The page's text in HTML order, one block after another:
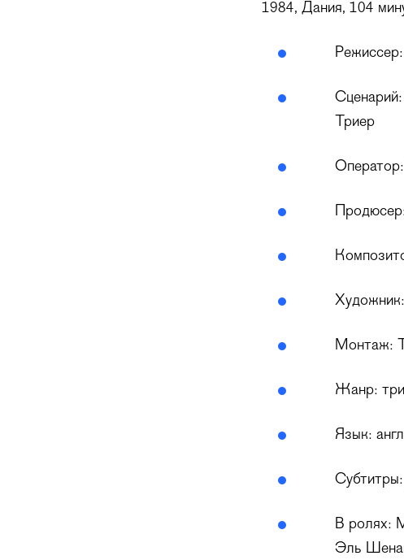
1984, Дания, 104
Триер
Монтаж:
Жанр:
Язык:
Субтитры:
В ролях:
Эль